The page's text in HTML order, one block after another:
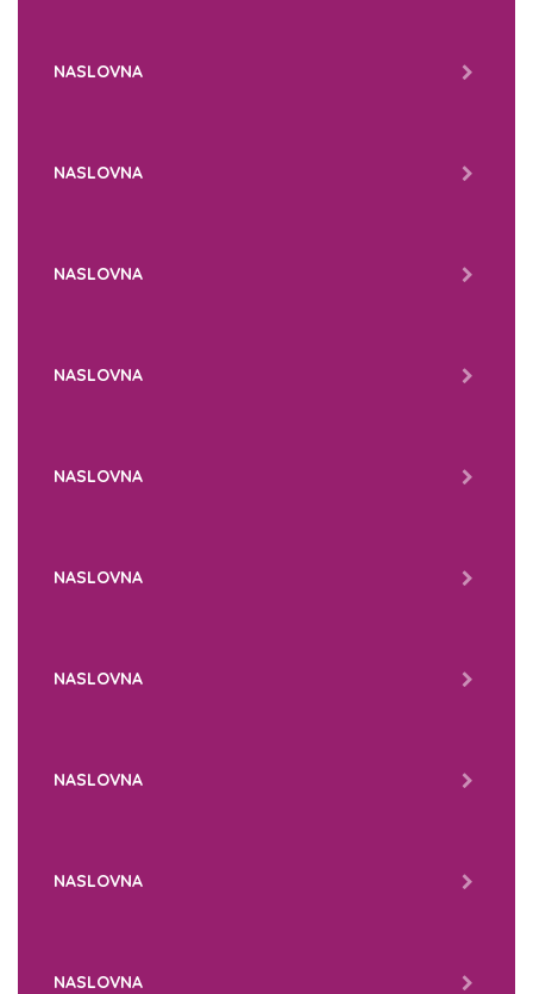
NASLOVNA
NASLOVNA
NASLOVNA
NASLOVNA
NASLOVNA
NASLOVNA
NASLOVNA
NASLOVNA
NASLOVNA
NASLOVNA